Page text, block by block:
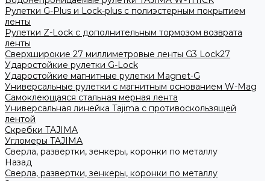
Рулетки G-Plus и Lock-plus с полиэстерным покрытием
ленты
Рулетки Z-Lock с дополнительным тормозом возврата
ленты
Сверхширокие 27 миллиметровые ленты G3 Lock27
Ударостойкие рулетки G-Lock
Ударостойкие магнитные рулетки Magnet-G
Универсальные рулетки с магнитным основанием W-Mag
Самоклеющаяся стальная мерная лента
Универсальная линейка Tajima с противоскользящей
лентой
Скребки TAJIMA
Угломеры TAJIMA
Сверла, развертки, зенкеры, коронки по металлу
Назад
Сверла, развертки, зенкеры, коронки по металлу